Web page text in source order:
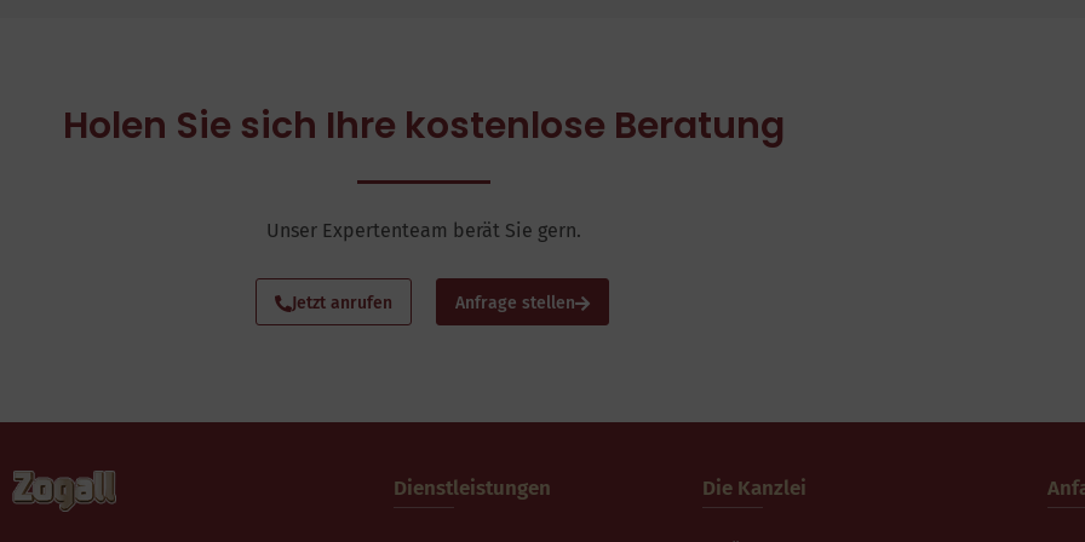
Holen Sie sich Ihre kostenlose Beratung
Unser Expertenteam berät Sie gern.
Jetzt anrufen Anfrage stellen
Dienstleistungen Die Kanzlei